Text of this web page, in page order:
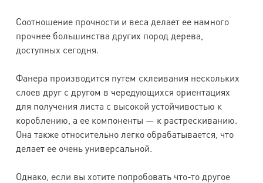
Соотношение прочности и веса делает ее намного
прочнее большинства других пород дерева,
доступных сегодня.
Фанера производится путем склеивания нескольких
слоев друг с другом в чередующихся ориентациях
для получения листа с высокой устойчивостью к
короблению, а ее компоненты — к растрескиванию.
Она также относительно легко обрабатывается, что
делает ее очень универсальной.
Однако, если вы хотите попробовать что-то другое